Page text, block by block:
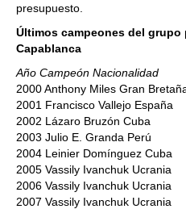
presupuesto.
Últimos campeones del grupo
Capablanca
Año Campeón Nacionalidad
2000 Anthony Miles Gran
2001 Francisco Vallejo España
2002 Lázaro Bruzón Cuba
2003 Julio E. Granda Perú
2004 Leinier Domínguez Cuba
2005 Vassily Ivanchuk Ucrania
2006 Vassily Ivanchuk Ucrania
2007 Vassily Ivanchuk Ucrania